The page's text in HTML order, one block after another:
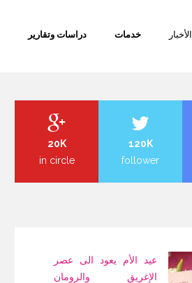
الأخبار خدمات دراسات وتقارير
120K
follower
20K
in circle
عيد الأم يعود الى عصر
الإغريق والرومان